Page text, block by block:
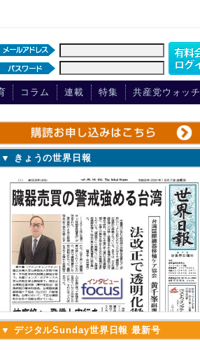
コラム 連載 特集 共産党ウォッチ
▼ きょうの世界日報
▼ デジタルSunday世界日報 最新号